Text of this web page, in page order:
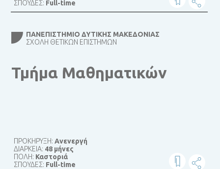
ΣΠΟΥΔΕΣ: Full-time
ΠΑΝΕΠΙΣΤΉΜΙΟ ΔΥΤΙΚΉΣ ΜΑΚΕΔΟΝΊΑΣ
ΣΧΟΛΉ ΘΕΤΙΚΏΝ ΕΠΙΣΤΗΜΏΝ
Τμήμα Μαθηματικών
ΠΡΟΚΗΡΥΞΗ:Ανενεργή
ΔΙΑΡΚΕΙΑ: 48 μήνες
ΠΟΛΗ: Καστοριά
ΣΠΟΥΔΕΣ: Full-time